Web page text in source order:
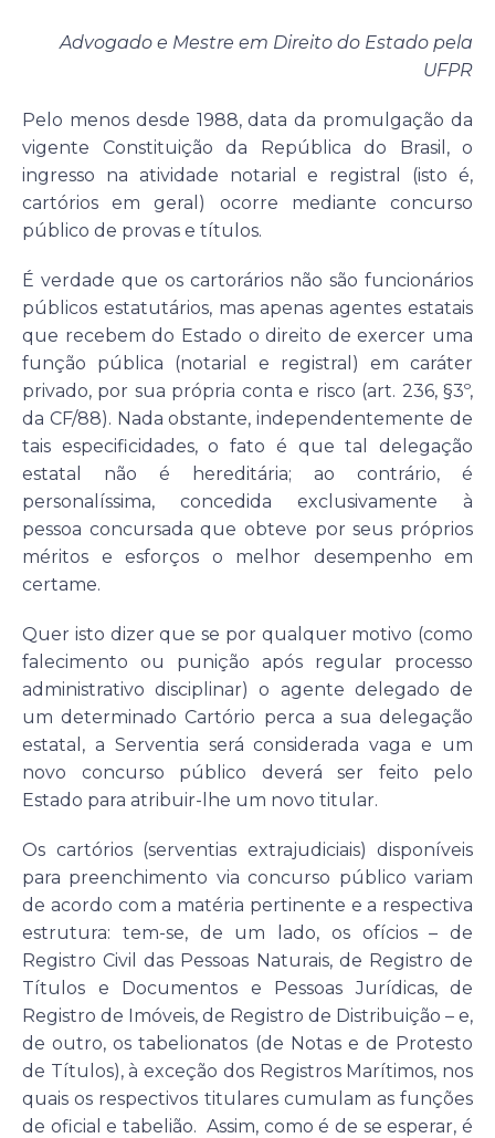
Advogado e Mestre em Direito do Estado pela
UFPR
Pelo menos desde 1988, data da promulgação da
vigente Constituição da República do Brasil, o
ingresso na atividade notarial e registral (isto é,
cartórios em geral) ocorre mediante concurso
público de provas e títulos.
É verdade que os cartorários não são funcionários
públicos estatutários, mas apenas agentes estatais
que recebem do Estado o direito de exercer uma
função pública (notarial e registral) em caráter
privado, por sua própria conta e risco (art. 236, §3º,
da CF/88). Nada obstante, independentemente de
tais especificidades, o fato é que tal delegação
estatal não é hereditária; ao contrário, é
personalíssima, concedida exclusivamente à
pessoa concursada que obteve por seus próprios
méritos e esforços o melhor desempenho em
certame.
Quer isto dizer que se por qualquer motivo (como
falecimento ou punição após regular processo
administrativo disciplinar) o agente delegado de
um determinado Cartório perca a sua delegação
estatal, a Serventia será considerada vaga e um
novo concurso público deverá ser feito pelo
Estado para atribuir-lhe um novo titular.
Os cartórios (serventias extrajudiciais) disponíveis
para preenchimento via concurso público variam
de acordo com a matéria pertinente e a respectiva
estrutura: tem-se, de um lado, os ofícios – de
Registro Civil das Pessoas Naturais, de Registro de
Títulos e Documentos e Pessoas Jurídicas, de
Registro de Imóveis, de Registro de Distribuição – e,
de outro, os tabelionatos (de Notas e de Protesto
de Títulos), à exceção dos Registros Marítimos, nos
quais os respectivos titulares cumulam as funções
de oficial e tabelião. Assim, como é de se esperar, é